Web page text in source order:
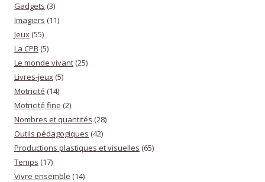
Gadgets (3)
Imagiers (11)
Jeux (55)
La CPB (5)
Le monde vivant (25)
Livres-jeux (5)
Motricité (14)
Motricité fine (2)
Nombres et quantités (28)
Outils pédagogiques (42)
Productions plastiques et visuelles (65)
Temps (17)
Vivre ensemble (14)